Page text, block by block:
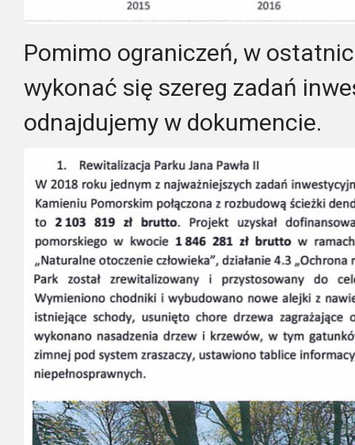
Pomimo ograniczeń, w
wykonać się szereg zadań
odnajdujemy w dokumencie.